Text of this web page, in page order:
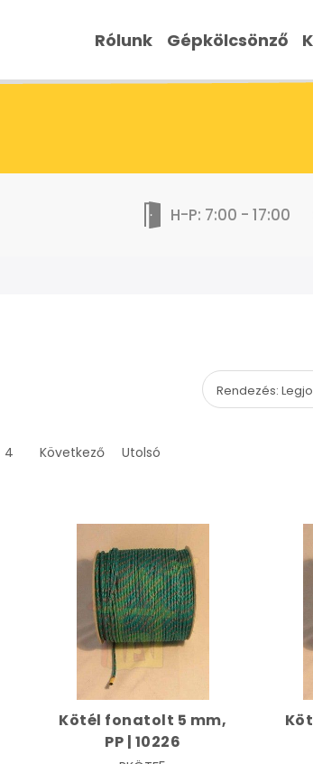
Rólunk Gépkölcsönző
H-P: 7:00 - 17:00
4 Következő Utolsó
Kötél fonatolt 5 mm,
PP | 10226